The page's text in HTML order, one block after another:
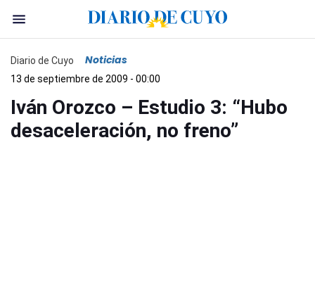
Diario de Cuyo Noticias
13 de septiembre de 2009 - 00:00
Iván Orozco – Estudio 3: “Hubo
desaceleración, no freno”